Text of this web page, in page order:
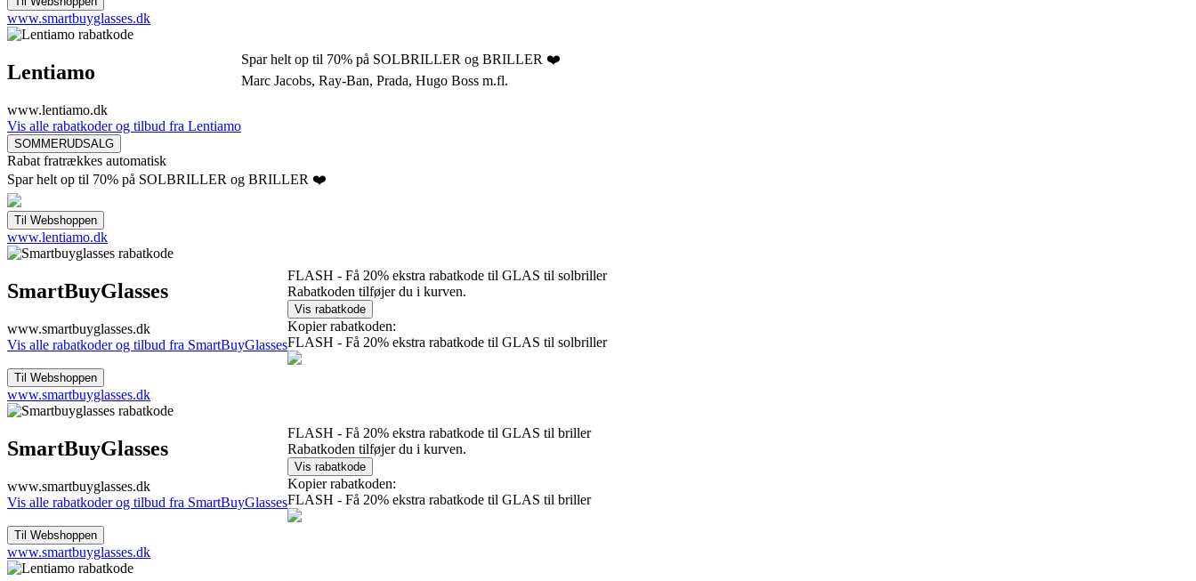
www.smartbuyglasses.dk
Lentiamo
www.lentiamo.dk
Vis alle rabatkoder og tilbud fra Lentiamo
Spar helt op til 70% på SOLBRILLER og BRILLER ❤️
Marc Jacobs, Ray-Ban, Prada, Hugo Boss m.fl.
Rabat fratrækkes automatisk
Spar helt op til 70% på SOLBRILLER og BRILLER ❤️
www.lentiamo.dk
SmartBuyGlasses
www.smartbuyglasses.dk
Vis alle rabatkoder og tilbud fra SmartBuyGlasses
FLASH - Få 20% ekstra rabatkode til GLAS til solbriller
Rabatkoden tilføjer du i kurven.
Kopier rabatkoden:
FLASH - Få 20% ekstra rabatkode til GLAS til solbriller
www.smartbuyglasses.dk
SmartBuyGlasses
www.smartbuyglasses.dk
Vis alle rabatkoder og tilbud fra SmartBuyGlasses
FLASH - Få 20% ekstra rabatkode til GLAS til briller
Rabatkoden tilføjer du i kurven.
Kopier rabatkoden:
FLASH - Få 20% ekstra rabatkode til GLAS til briller
www.smartbuyglasses.dk